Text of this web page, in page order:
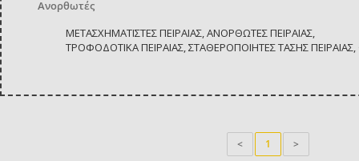
Ανορθωτές
ΜΕΤΑΣΧΗΜΑΤΙΣΤΕΣ ΠΕΙΡΑΙΑΣ, ΑΝΟΡΘΩΤΕΣ ΠΕΙΡΑΙΑΣ,
ΤΡΟΦΟΔΟΤΙΚΑ ΠΕΙΡΑΙΑΣ, ΣΤΑΘΕΡΟΠΟΙΗΤΕΣ ΤΑΣΗΣ
< 1 >